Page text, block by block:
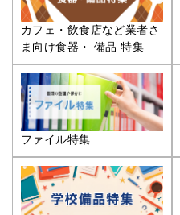
カフェ・飲食店など業者さ
ま向け食器・ 備品 特集
ファイル特集